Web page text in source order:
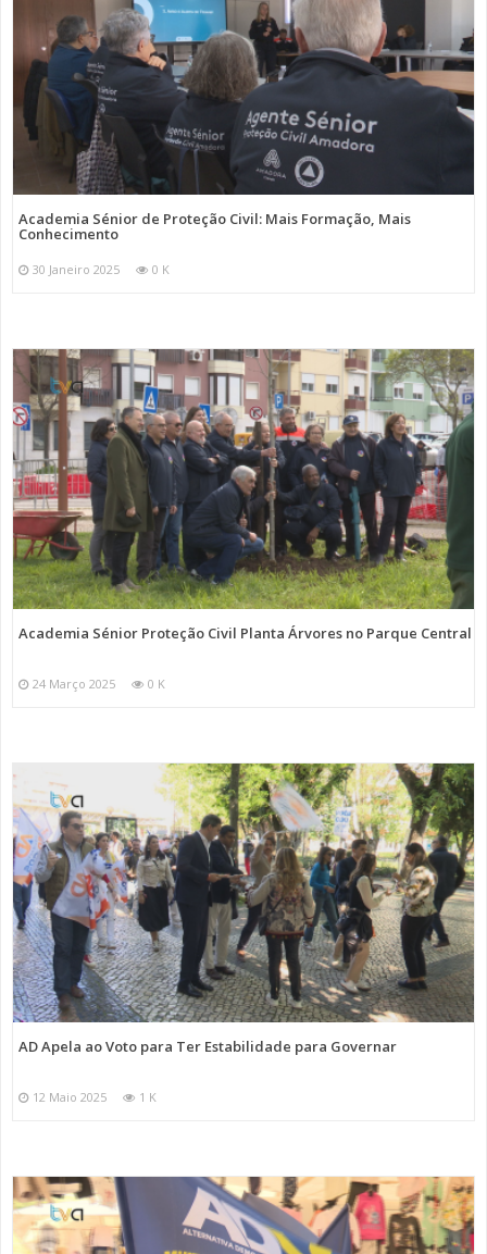
Academia Sénior de Proteção Civil: Mais Formação, Mais
Conhecimento
30 Janeiro 2025 0 K
Academia Sénior Proteção Civil Planta Árvores no Parque Central
24 Março 2025 0 K
AD Apela ao Voto para Ter Estabilidade para Governar
12 Maio 2025 1 K